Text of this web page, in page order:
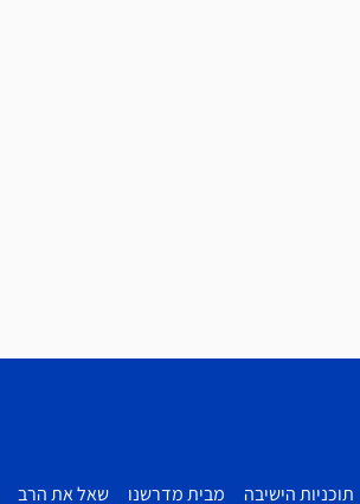
תוכניות הישיבה מבית מדרשנו שאל את הרב